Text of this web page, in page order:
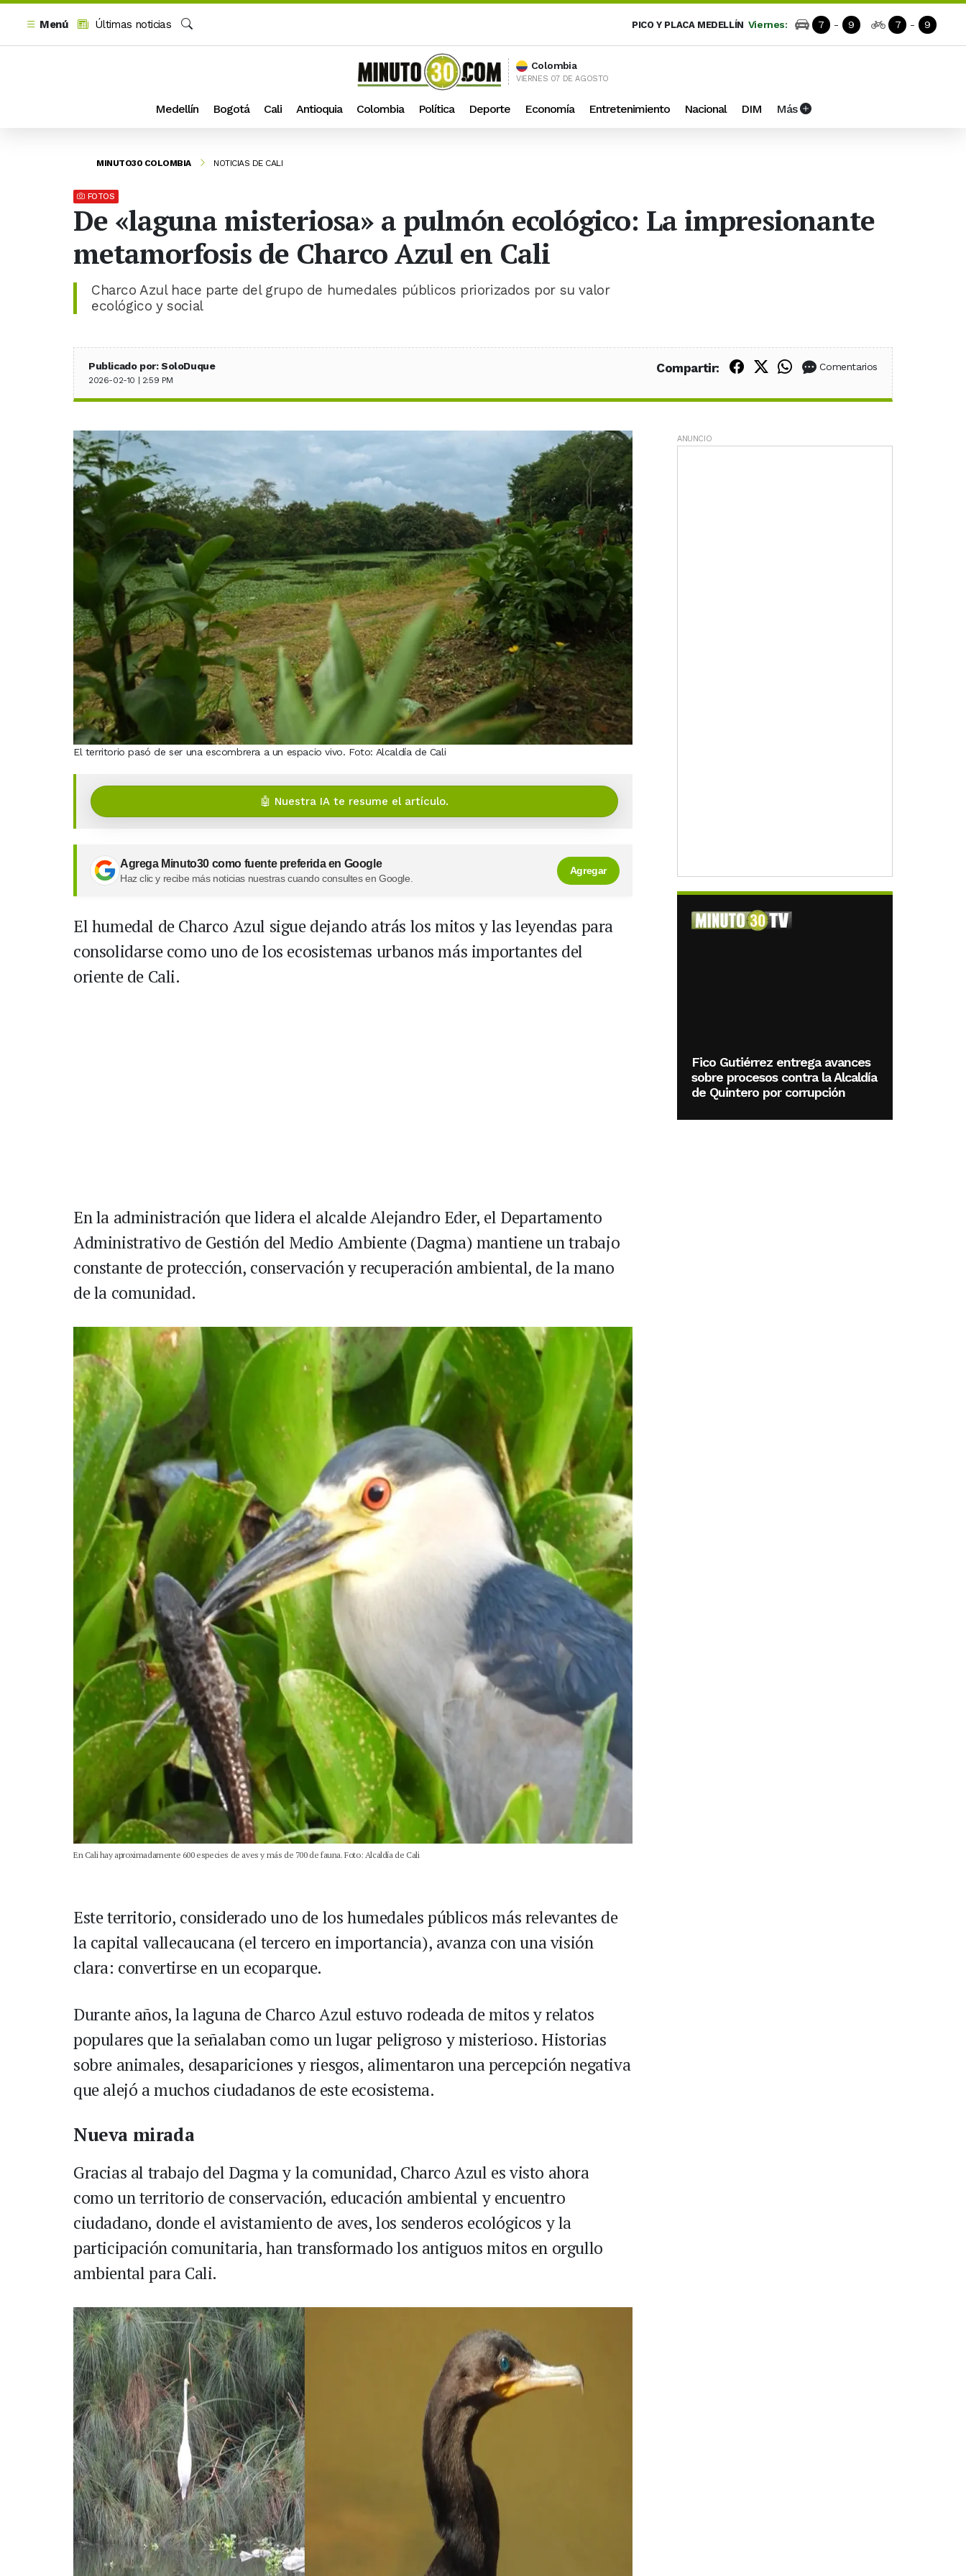
Menú
Últimas noticias
PICO Y PLACA MEDELLÍN Viernes: 7 - 9 7 - 9
Colombia
VIERNES 07 DE AGOSTO
Medellín Bogotá Cali Antioquia Colombia Política Deporte Economía Entretenimiento Nacional DIM Más
MINUTO30 COLOMBIA NOTICIAS DE CALI
FOTOS
De «laguna misteriosa» a pulmón ecológico: La impresionante
metamorfosis de Charco Azul en Cali
Charco Azul hace parte del grupo de humedales públicos priorizados por su valor
ecológico y social
Publicado por: SoloDuque
2026-02-10 | 2:59 PM
Compartir: Compartir en Facebook
Compartir en X (Twitter)
Compartir en WhatsApp
Comentarios
El territorio pasó de ser una escombrera a un espacio vivo. Foto: Alcaldía de Cali
🤖 Nuestra IA te resume el artículo.
Agrega Minuto30 como fuente preferida en Google
Haz clic y recibe más noticias nuestras cuando consultes en Google.
Agregar
El humedal de Charco Azul sigue dejando atrás los mitos y las leyendas para
consolidarse como uno de los ecosistemas urbanos más importantes del
oriente de Cali.
En la administración que lidera el alcalde Alejandro Eder, el Departamento
Administrativo de Gestión del Medio Ambiente (Dagma) mantiene un trabajo
constante de protección, conservación y recuperación ambiental, de la mano
de la comunidad.
En Cali hay aproximadamente 600 especies de aves y más de 700 de fauna. Foto: Alcaldía de Cali
Este territorio, considerado uno de los humedales públicos más relevantes de
la capital vallecaucana (el tercero en importancia), avanza con una visión
clara: convertirse en un ecoparque.
Durante años, la laguna de Charco Azul estuvo rodeada de mitos y relatos
populares que la señalaban como un lugar peligroso y misterioso. Historias
sobre animales, desapariciones y riesgos, alimentaron una percepción negativa
que alejó a muchos ciudadanos de este ecosistema.
Nueva mirada
Gracias al trabajo del Dagma y la comunidad, Charco Azul es visto ahora
como un territorio de conservación, educación ambiental y encuentro
ciudadano, donde el avistamiento de aves, los senderos ecológicos y la
participación comunitaria, han transformado los antiguos mitos en orgullo
ambiental para Cali.
ANUNCIO
Fico Gutiérrez entrega avances
sobre procesos contra la Alcaldía
de Quintero por corrupción